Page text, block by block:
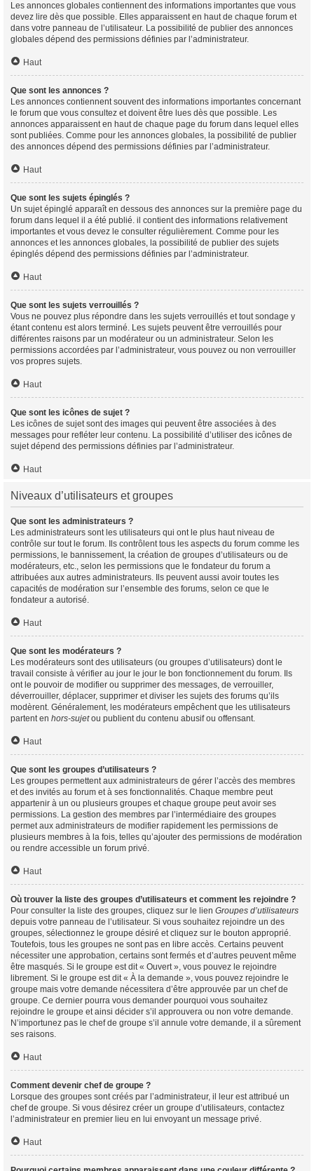
Les annonces globales contiennent des informations importantes que vous
devez lire dès que possible. Elles apparaissent en haut de chaque forum et
dans votre panneau de l’utilisateur. La possibilité de publier des annonces
globales dépend des permissions définies par l’administrateur.
Haut
Que sont les annonces ?
Les annonces contiennent souvent des informations importantes concernant
le forum que vous consultez et doivent être lues dès que possible. Les
annonces apparaissent en haut de chaque page du forum dans lequel elles
sont publiées. Comme pour les annonces globales, la possibilité de publier
des annonces dépend des permissions définies par l’administrateur.
Haut
Que sont les sujets épinglés ?
Un sujet épinglé apparaît en dessous des annonces sur la première page du
forum dans lequel il a été publié. il contient des informations relativement
importantes et vous devez le consulter régulièrement. Comme pour les
annonces et les annonces globales, la possibilité de publier des sujets
épinglés dépend des permissions définies par l’administrateur.
Haut
Que sont les sujets verrouillés ?
Vous ne pouvez plus répondre dans les sujets verrouillés et tout sondage y
étant contenu est alors terminé. Les sujets peuvent être verrouillés pour
différentes raisons par un modérateur ou un administrateur. Selon les
permissions accordées par l’administrateur, vous pouvez ou non verrouiller
vos propres sujets.
Haut
Que sont les icônes de sujet ?
Les icônes de sujet sont des images qui peuvent être associées à des
messages pour refléter leur contenu. La possibilité d’utiliser des icônes de
sujet dépend des permissions définies par l’administrateur.
Haut
Niveaux d’utilisateurs et groupes
Que sont les administrateurs ?
Les administrateurs sont les utilisateurs qui ont le plus haut niveau de
contrôle sur tout le forum. Ils contrôlent tous les aspects du forum comme les
permissions, le bannissement, la création de groupes d’utilisateurs ou de
modérateurs, etc., selon les permissions que le fondateur du forum a
attribuées aux autres administrateurs. Ils peuvent aussi avoir toutes les
capacités de modération sur l’ensemble des forums, selon ce que le
fondateur a autorisé.
Haut
Que sont les modérateurs ?
Les modérateurs sont des utilisateurs (ou groupes d’utilisateurs) dont le
travail consiste à vérifier au jour le jour le bon fonctionnement du forum. Ils
ont le pouvoir de modifier ou supprimer des messages, de verrouiller,
déverrouiller, déplacer, supprimer et diviser les sujets des forums qu’ils
modèrent. Généralement, les modérateurs empêchent que les utilisateurs
partent en hors-sujetou publient du contenu abusif ou offensant.
Haut
Que sont les groupes d’utilisateurs ?
Les groupes permettent aux administrateurs de gérer l’accès des membres
et des invités au forum et à ses fonctionnalités. Chaque membre peut
appartenir à un ou plusieurs groupes et chaque groupe peut avoir ses
permissions. La gestion des membres par l’intermédiaire des groupes
permet aux administrateurs de modifier rapidement les permissions de
plusieurs membres à la fois, telles qu’ajouter des permissions de modération
ou rendre accessible un forum privé.
Haut
Où trouver la liste des groupes d’utilisateurs et comment les rejoindre ?
Pour consulter la liste des groupes, cliquez sur le lien Groupes d’utilisateurs
depuis votre panneau de l’utilisateur. Si vous souhaitez rejoindre un des
groupes, sélectionnez le groupe désiré et cliquez sur le bouton approprié.
Toutefois, tous les groupes ne sont pas en libre accès. Certains peuvent
nécessiter une approbation, certains sont fermés et d’autres peuvent même
être masqués. Si le groupe est dit « Ouvert », vous pouvez le rejoindre
librement. Si le groupe est dit « À la demande », vous pouvez rejoindre le
groupe mais votre demande nécessitera d’être approuvée par un chef de
groupe. Ce dernier pourra vous demander pourquoi vous souhaitez
rejoindre le groupe et ainsi décider s’il approuvera ou non votre demande.
N’importunez pas le chef de groupe s’il annule votre demande, il a sûrement
ses raisons.
Haut
Comment devenir chef de groupe ?
Lorsque des groupes sont créés par l’administrateur, il leur est attribué un
chef de groupe. Si vous désirez créer un groupe d’utilisateurs, contactez
l’administrateur en premier lieu en lui envoyant un message privé.
Haut